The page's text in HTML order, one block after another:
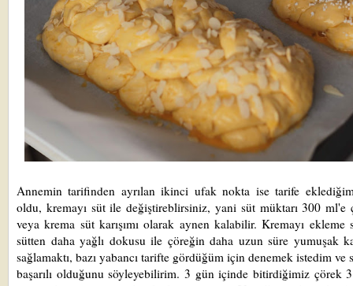
Annemin tarifinden ayrılan ikinci ufak nokta ise tarife
oldu, kremayı süt ile değiştireblirsiniz, yani süt müktarı 300 ml'e
veya krema süt karışımı olarak aynen kalabilir. Kremayı ekleme
sütten daha yağlı dokusu ile çöreğin daha uzun süre yumuşak
sağlamaktı, bazı yabancı tarifte gördüğüm için denemek istedim ve
başarılı olduğunu söyleyebilirim. 3 gün içinde bitirdiğimiz çörek